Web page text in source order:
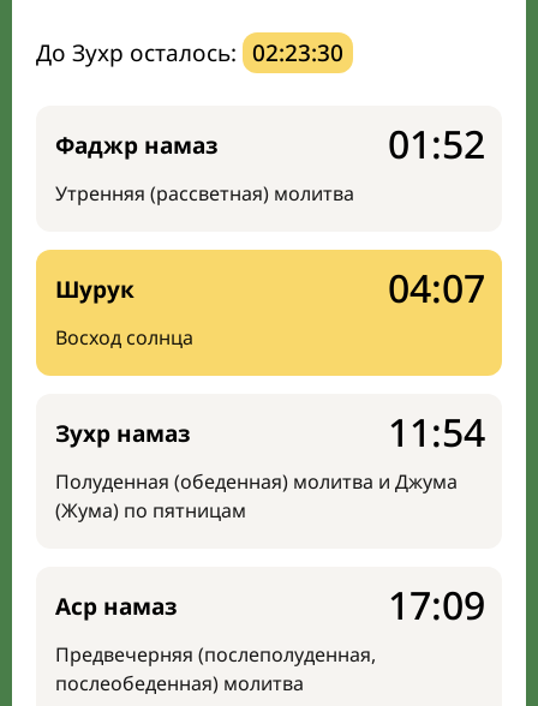
До Зухр осталось: 02:23:29
Фаджр намаз
Утренняя (рассветная) молитва
01:52
Шурук
Восход солнца
04:07
Зухр намаз
Полуденная (обеденная) молитва и Джума
(Жума) по пятницам
11:54
Аср намаз
Предвечерняя (послеполуденная,
послеобеденная) молитва
17:09